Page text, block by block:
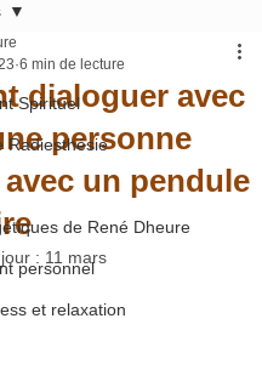
Spirituel
Radiesthésie
de René Dheure
personnel
et relaxation
dialoguer avec
personne
avec un pendule
6 min de lecture
: 11 mars